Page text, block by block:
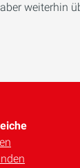
weiterhin